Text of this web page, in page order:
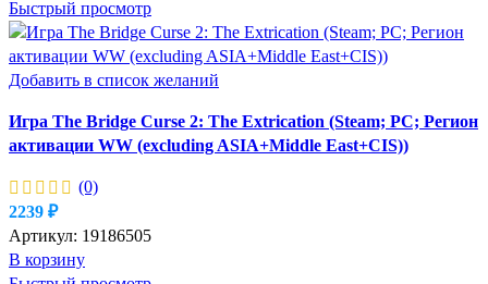
Быстрый просмотр
Добавить в список желаний
Игра The Bridge Curse 2: The Extrication (Steam; PC; Регион
активации WW (excluding ASIA+Middle East+CIS))
(0)
2239 ₽
Артикул: 19186505
В корзину